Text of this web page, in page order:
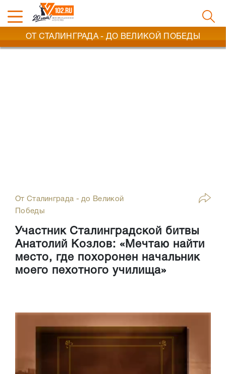
ОТ СТАЛИНГРАДА - ДО ВЕЛИКОЙ ПОБЕДЫ
От Сталинграда - до Великой
Победы
Участник Сталинградской битвы
Анатолий Козлов: «Мечтаю найти
место, где похоронен начальник
моего пехотного училища»